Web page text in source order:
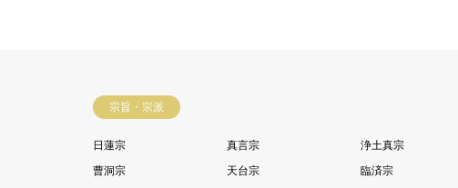
宗旨・宗派
日蓮宗 真言宗 浄土真宗
曹洞宗
天台宗 臨済宗